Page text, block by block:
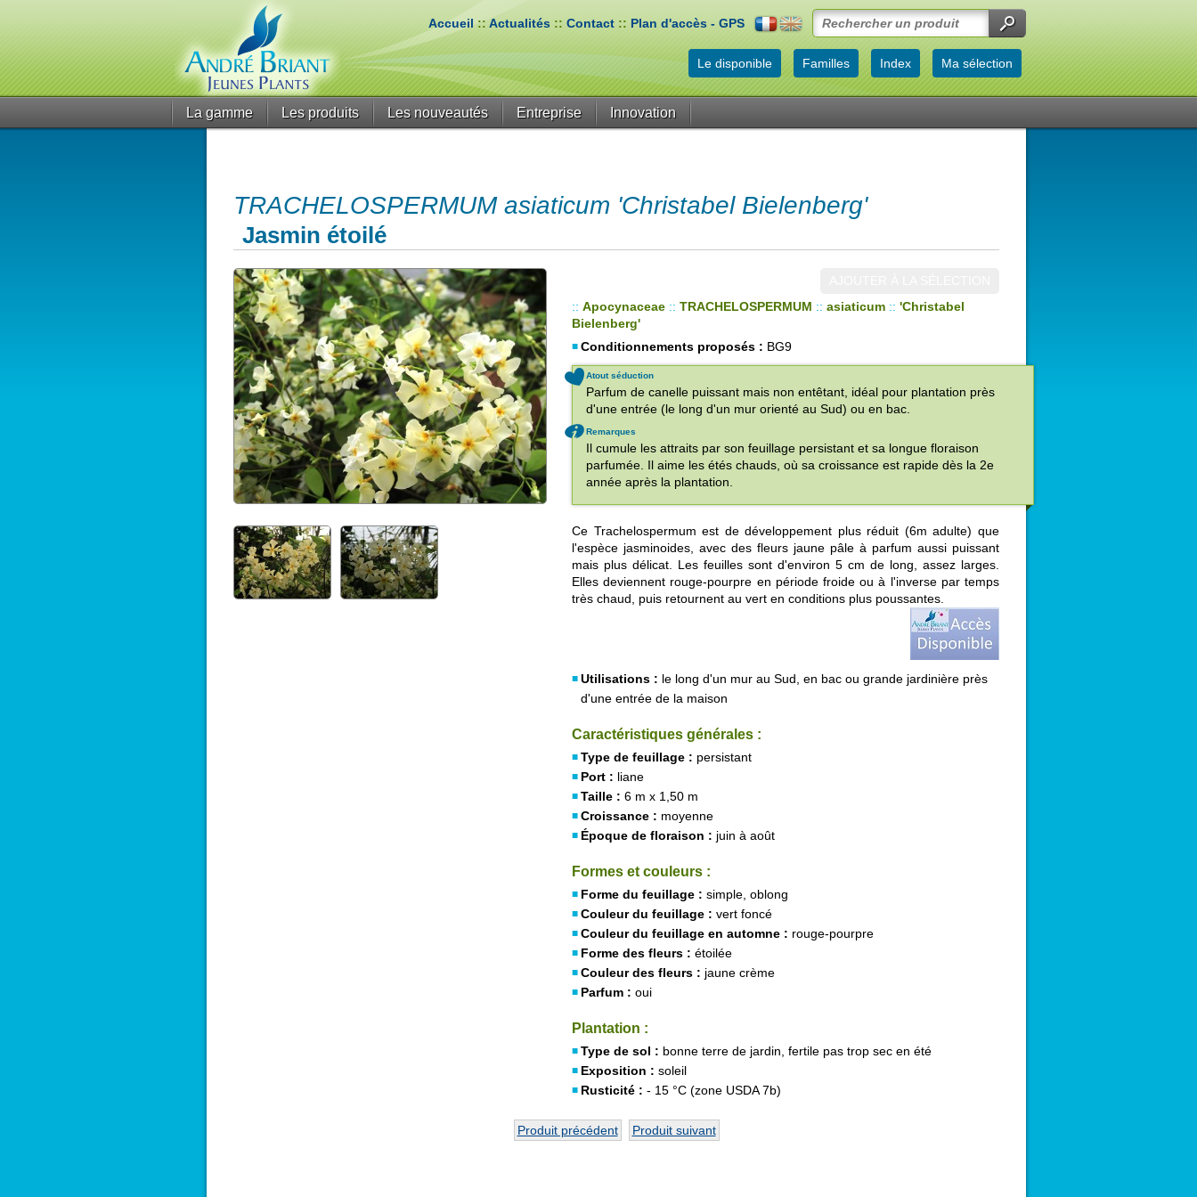
Accueil::Actualités :: Contact :: Plan d'accès - GPS
Le disponible Familles Index Ma sélection
La gamme Les produits Les nouveautés Entreprise Innovation
TRACHELOSPERMUM asiaticum 'Christabel Bielenberg'
Jasmin étoilé
:: Apocynaceae :: TRACHELOSPERMUM :: asiaticum :: 'Christabel
Bielenberg'
Conditionnements proposés : BG9
Atout séduction
Parfum de canelle puissant mais non entêtant, idéal pour plantation près
d'une entrée (le long d'un mur orienté au Sud) ou en bac.
Remarques
Il cumule les attraits par son feuillage persistant et sa longue floraison
parfumée. Il aime les étés chauds, où sa croissance est rapide dès la 2e
année après la plantation.
Ce Trachelospermum est de développement plus réduit (6m adulte) que
l'espèce jasminoides, avec des fleurs jaune pâle à parfum aussi puissant
mais plus délicat. Les feuilles sont d'environ 5 cm de long, assez larges.
Elles deviennent rouge-pourpre en période froide ou à l'inverse par temps
très chaud, puis retournent au vert en conditions plus poussantes.
Utilisations : le long d'un mur au Sud, en bac ou grande jardinière près
d'une entrée de la maison
Caractéristiques générales :
Type de feuillage : persistant
Port : liane
Taille : 6 m x 1,50 m
Croissance : moyenne
Époque de floraison : juin à août
Formes et couleurs :
Forme du feuillage : simple, oblong
Couleur du feuillage : vert foncé
Couleur du feuillage en automne : rouge-pourpre
Forme des fleurs : étoilée
Couleur des fleurs : jaune crème
Parfum : oui
Plantation :
Type de sol : bonne terre de jardin, fertile pas trop sec en été
Exposition : soleil
Rusticité : - 15 °C (zone USDA 7b)
Produit précédent Produit suivant